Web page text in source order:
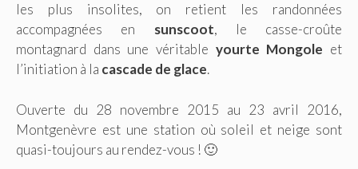
les plus insolites, on retient les randonnées
accompagnées en sunscoot, le casse-croûte
montagnard dans une véritable yourte Mongole et
l’initiation à la cascade de glace.
Ouverte du 28 novembre 2015 au 23 avril 2016,
Montgenèvre est une station où soleil et neige sont
quasi-toujours au rendez-vous ! 🙂